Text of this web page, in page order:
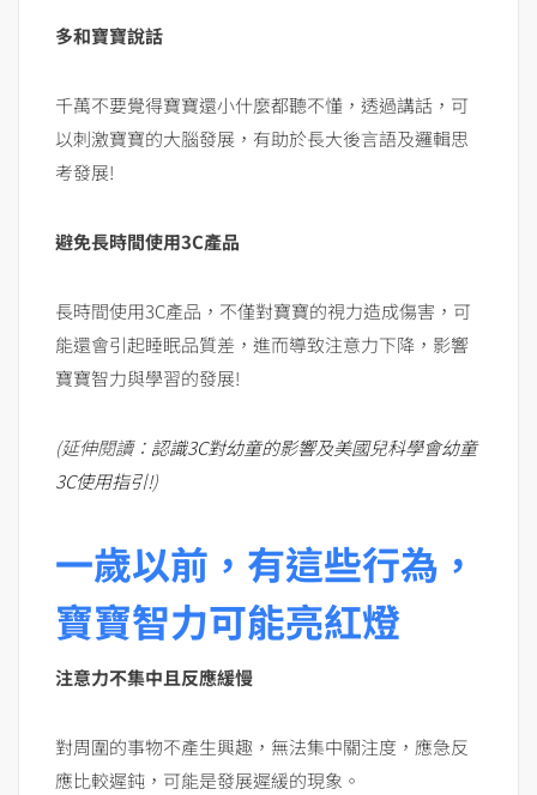
多和寶寶說話
千萬不要覺得寶寶還小什麼都聽不懂，透過講話，可
以刺激寶寶的大腦發展，有助於長大後言語及邏輯思
考發展!
避免長時間使用3C產品
長時間使用3C產品，不僅對寶寶的視力造成傷害，可
能還會引起睡眠品質差，進而導致注意力下降，影響
寶寶智力與學習的發展!
(延伸閱讀： 認識3C對幼童的影響及美國兒科學會幼童
3C使用指引!)
一歲以前，有這些行為，
寶寶智力可能亮紅燈
注意力不集中且反應緩慢
對周圍的事物不產生興趣，無法集中關注度，應急反
應比較遲鈍，可能是發展遲緩的現象。